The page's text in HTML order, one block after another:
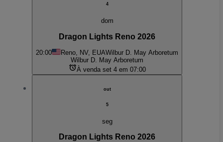
4
dom
Dragon Lights Reno 2026
20:00 Reno, NV, EUAWilbur D. May Arboretum
Wilbur D. May Arboretum
À venda set 4 em 07:00
out
5
seg
Dragon Lights Reno 2026